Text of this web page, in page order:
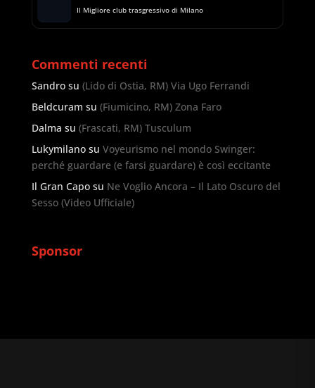
Il Migliore club trasgressivo di Milano
Commenti recenti
Sandrosu (Lido di Ostia, RM) Via Ugo Ferrandi
Beldcuram su (Fiumicino, RM) Zona Faro
Dalma su (Frascati, RM) Tusculum
Lukymilanosu Voyeurismo nel mondo Swinger:
perché guardare (e farsi guardare) è così eccitante
Il Gran Caposu Ne Voglio Ancora – Il Lato Oscuro del
Sesso (Video Ufficiale)
Sponsor